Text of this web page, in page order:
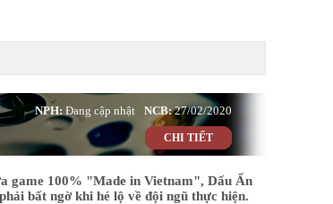
27/02/2020
NCB:
Đang cập nhật
NPH:
CHI TIẾT
game 100% "Made in Vietnam", Dấu Ấn
bất ngờ khi hé lộ về đội ngũ thực hiện.